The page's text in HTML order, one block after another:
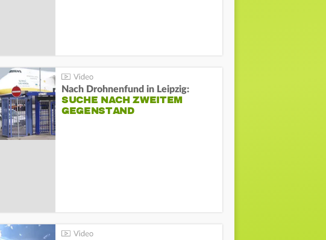
Nach Drohnenfund in Leipzig:
SUCHE NACH ZWEITEM
GEGENSTAND